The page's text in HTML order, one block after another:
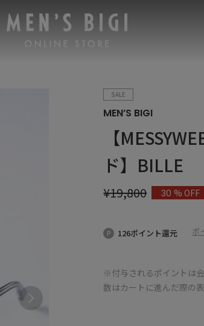
SALE
MEN’S BIGI
【
ド】BILLE
¥19,800 30% OFF
126ポイント還元 ポ
※付与されるポイントは
数はカートに進んだ際の